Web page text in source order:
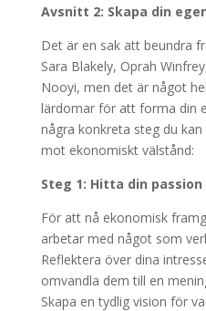
Avsnitt 2: Skapa din
Det är en sak att beundra
Sara Blakely, Oprah
Nooyi, men det är något
lärdomar för att forma din
några konkreta steg du
mot ekonomiskt välstånd:
Steg 1: Hitta din passion
För att nå ekonomisk
arbetar med något som
Reflektera över dina
omvandla dem till en
Skapa en tydlig vision för